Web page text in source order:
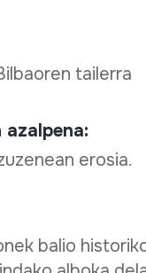
tailerra
azalpena:
erosia.
balio